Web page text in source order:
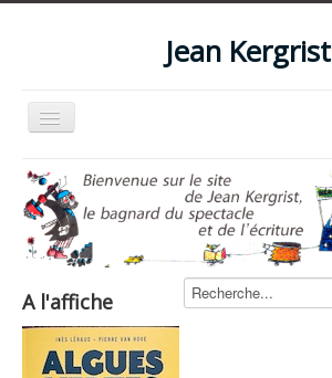
Jean Kergrist
Basculer
la
Accueil
Qui suis-je ?
Le blog
Les spectacles
Les films et vidéos
A l'affiche